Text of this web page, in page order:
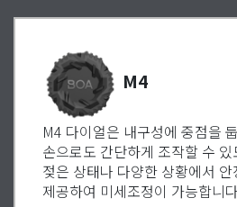
M4
M4 다이얼은 내구성에 중점을
손으로도 간단하게 조작할 수
젖은 상태나 다양한 상황에서
제공하여 미세조정이 가능합니